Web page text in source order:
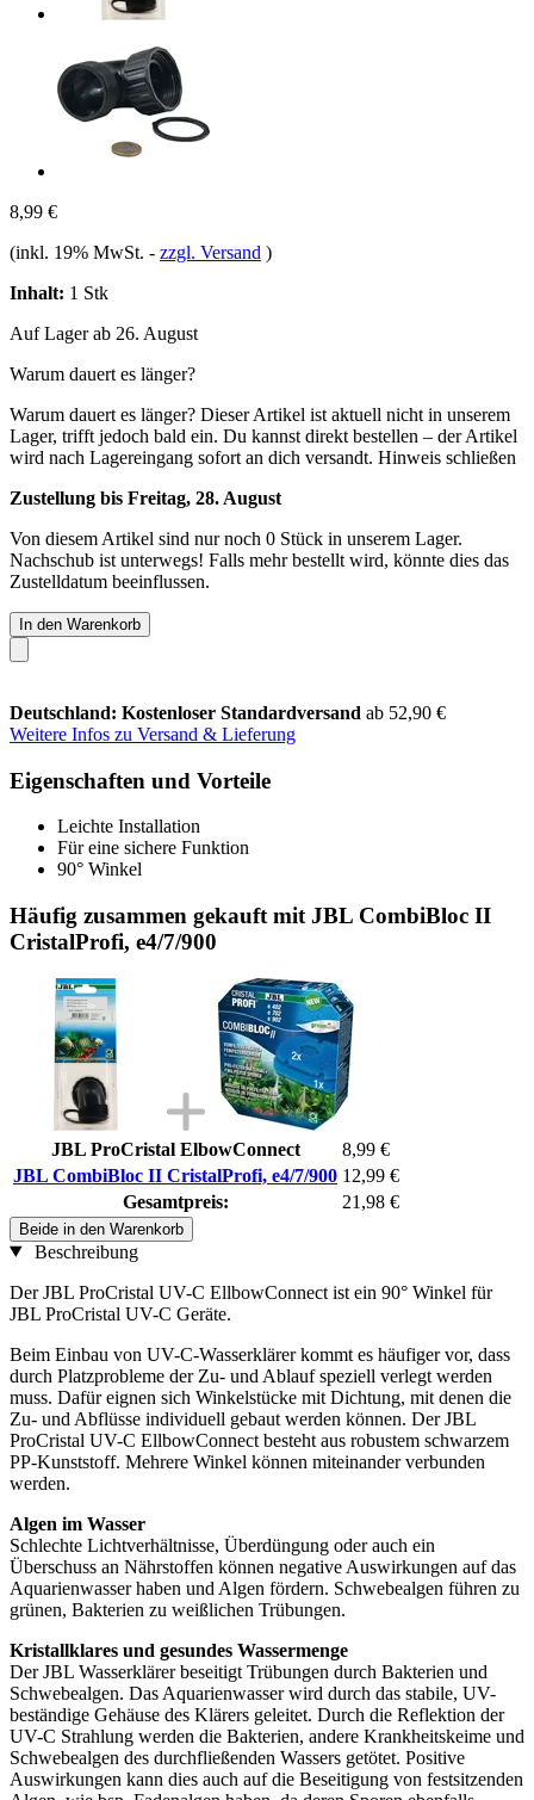
8,99 €
(inkl. 19% MwSt. - zzgl. Versand )
Inhalt: 1 Stk
Auf Lager ab 26. August
Warum dauert es länger?
Warum dauert es länger? Dieser Artikel ist aktuell nicht in unserem
Lager, trifft jedoch bald ein. Du kannst direkt bestellen – der Artikel
wird nach Lagereingang sofort an dich versandt. Hinweis schließen
Zustellung bis Freitag, 28. August
Von diesem Artikel sind nur noch 0 Stück in unserem Lager.
Nachschub ist unterwegs! Falls mehr bestellt wird, könnte dies das
Zustelldatum beeinflussen.
In den Warenkorb
Deutschland: Kostenloser Standardversand ab 52,90 €
Weitere Infos zu Versand & Lieferung
Eigenschaften und Vorteile
Leichte Installation
Für eine sichere Funktion
90° Winkel
Häufig zusammen gekauft mit JBL CombiBloc II
CristalProfi, e4/7/900
JBL ProCristal ElbowConnect
8,99 €
JBL CombiBloc II CristalProfi, e4/7/900 12,99 €
Gesamtpreis:
21,98 €
Beide in den Warenkorb
Beschreibung
Der JBL ProCristal UV-C EllbowConnect ist ein 90° Winkel für
JBL ProCristal UV-C Geräte.
Beim Einbau von UV-C-Wasserklärer kommt es häufiger vor, dass
durch Platzprobleme der Zu- und Ablauf speziell verlegt werden
muss. Dafür eignen sich Winkelstücke mit Dichtung, mit denen die
Zu- und Abflüsse individuell gebaut werden können. Der JBL
ProCristal UV-C EllbowConnect besteht aus robustem schwarzem
PP-Kunststoff. Mehrere Winkel können miteinander verbunden
werden.
Algen im Wasser
Schlechte Lichtverhältnisse, Überdüngung oder auch ein
Überschuss an Nährstoffen können negative Auswirkungen auf das
Aquarienwasser haben und Algen fördern. Schwebealgen führen zu
grünen, Bakterien zu weißlichen Trübungen.
Kristallklares und gesundes Wassermenge
Der JBL Wasserklärer beseitigt Trübungen durch Bakterien und
Schwebealgen. Das Aquarienwasser wird durch das stabile, UV-
beständige Gehäuse des Klärers geleitet. Durch die Reflektion der
UV-C Strahlung werden die Bakterien, andere Krankheitskeime und
Schwebealgen des durchfließenden Wassers getötet. Positive
Auswirkungen kann dies auch auf die Beseitigung von festsitzenden